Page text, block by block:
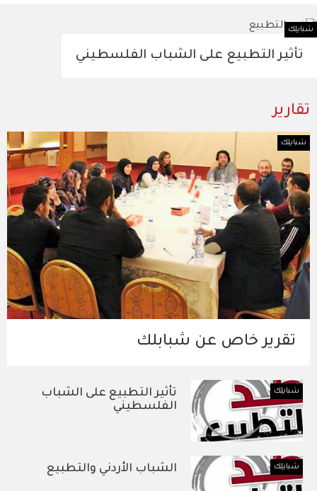
شبابلِك
تأثير التطبيع على الشباب الفلسطيني
تقارير
شبابلِك
تقرير خاص عن شبابلك
شبابلِك
تأثير التطبيع على الشباب
الفلسطيني
شبابلِك الشباب الأردني والتطبيع